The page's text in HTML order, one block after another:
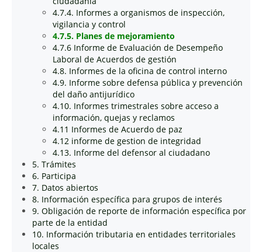
4.7.4. Informes a organismos de inspección,
vigilancia y control
4.7.5. Planes de mejoramiento
4.7.6 Informe de Evaluación de Desempeño
Laboral de Acuerdos de gestión
4.8. Informes de la oficina de control interno
4.9. Informe sobre defensa pública y prevención
del daño antijurídico
4.10. Informes trimestrales sobre acceso a
información, quejas y reclamos
4.11 Informes de Acuerdo de paz
4.12 informe de gestion de integridad
4.13. Informe del defensor al ciudadano
5. Trámites
6. Participa
7. Datos abiertos
8. Información específica para grupos de interés
9. Obligación de reporte de información específica por
parte de la entidad
10. Información tributaria en entidades territoriales
locales